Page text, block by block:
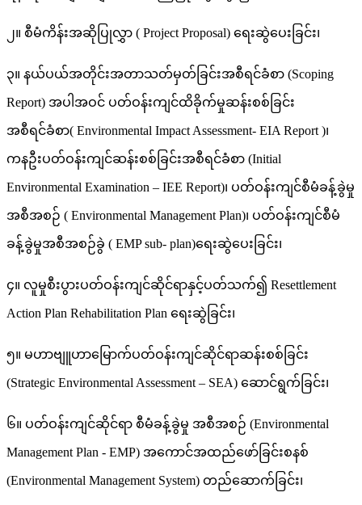
၂။ စီမံကိန်းအဆိုပြုလွှာ ( Project Proposal) ရေးဆွဲပေးခြင်း၊
၃။ နယ်ပယ်အတိုင်းအတာသတ်မှတ်ခြင်းအစီရင်ခံစာ (Scoping
Report) အပါအဝင် ပတ်ဝန်းကျင်ထိခိုက်မှုဆန်းစစ်ခြင်း
အစီရင်ခံစာ( Environmental Impact Assessment- EIA Report )၊
ကနဦးပတ်ဝန်းကျင်ဆန်းစစ်ခြင်းအစီရင်ခံစာ (Initial
Environmental Examination – IEE Report)၊ ပတ်ဝန်းကျင်စီမံခန့်ခွဲမှု
အစီအစဉ် ( Environmental Management Plan)၊ ပတ်ဝန်းကျင်စီမံ
ခန့်ခွဲမှုအစီအစဉ်ခွဲ ( EMP sub- plan)ရေးဆွဲပေးခြင်း၊
၄။ လူမှုစီးပွားပတ်ဝန်းကျင်ဆိုင်ရာနှင့်ပတ်သက်၍ Resettlement
Action Plan Rehabilitation Plan ရေးဆွဲခြင်း၊
၅။ မဟာဗျူဟာမြောက်ပတ်ဝန်းကျင်ဆိုင်ရာဆန်းစစ်ခြင်း
(Strategic Environmental Assessment – SEA) ဆောင်ရွက်ခြင်း၊
၆။ ပတ်ဝန်းကျင်ဆိုင်ရာ စီမံခန့်ခွဲမှု အစီအစဉ် (Environmental
Management Plan - EMP) အကောင်အထည်ဖော်ခြင်းစနစ်
(Environmental Management System) တည်ဆောက်ခြင်း၊